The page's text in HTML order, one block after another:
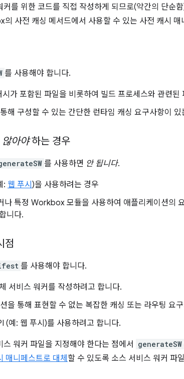
커를 위한 코드를 직접 작성하게 되므로(약간의 단순
사전 캐싱 메서드에서 사용할 수 있는 사전 캐시 매
를 사용해야 합니다.
가 포함된 파일을 비롯하여 빌드 프로세스와 관련된
해 구성할 수 있는 간단한 런타임 캐싱 요구사항이 있
않아야하는 경우
를 사용하면 안 됩니다.
: 웹 푸시 )을 사용하려는 경우
나 특정 Workbox 모듈을 사용하여 애플리케이션의
니다.
점
를 사용해야 합니다.
서비스 워커를 작성하려고 합니다.
을 통해 표현할 수 없는 복잡한 캐싱 또는 라우팅 요
(예: 웹 푸시)를 사용하려고 합니다.
스 워커 파일을 지정해야 한다는 점에서 generateSW
매니페스트로 대체 할 수 있도록 소스 서비스 워커 파